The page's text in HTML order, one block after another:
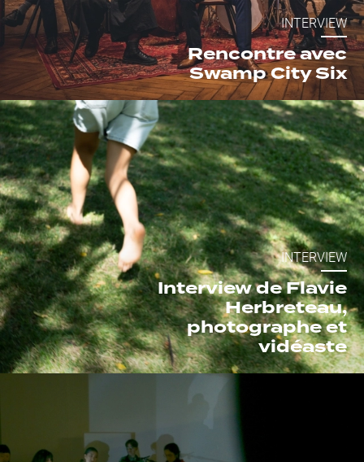
INTERVIEW
Rencontre avec
Swamp City Six
INTERVIEW
Interview de Flavie
Herbreteau,
photographe et
vidéaste